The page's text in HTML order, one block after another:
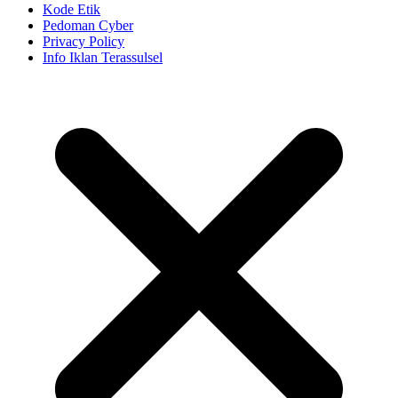
Kode Etik
Pedoman Cyber
Privacy Policy
Info Iklan Terassulsel